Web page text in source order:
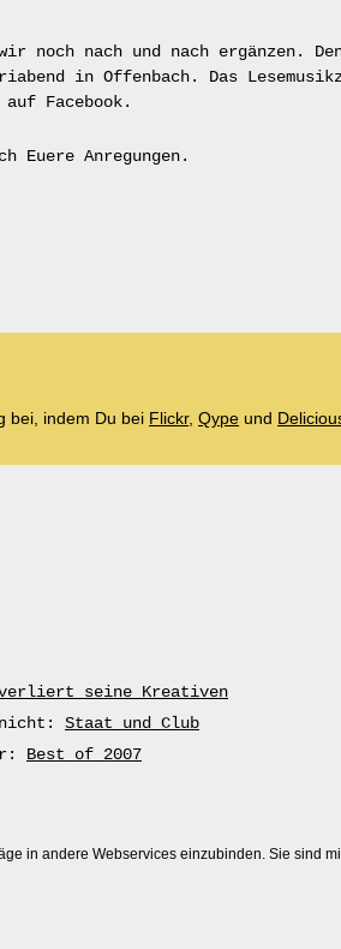
noch nach und nach ergänzen.
in Offenbach. Das
Facebook.
Euere Anregungen.
bei, indem Du bei Flickr, Qype und
seine Kreativen
nicht: Staat und Club
Best of 2007
in andere Webservices einzubinden. Sie sind